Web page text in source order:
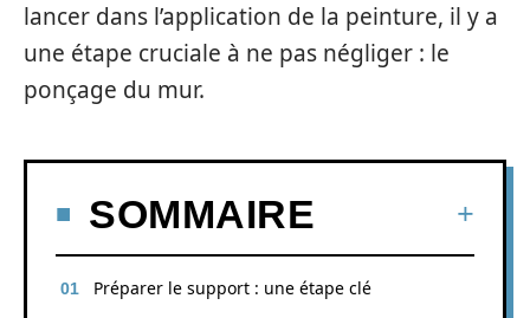
lancer dans l’application de la peinture, il y a
une étape cruciale à ne pas négliger : le
ponçage du mur.
SOMMAIRE
Préparer le support : une étape clé